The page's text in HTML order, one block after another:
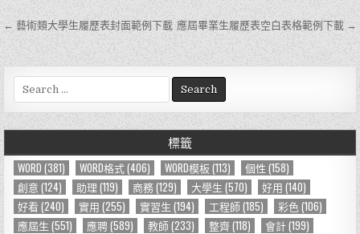
文
章
導
覽
← 藝術類大學生履歷表封面範例下載 應屆畢業生履歷表空白表格範例下載 →
e
a
r
h
f
o
r
標籤
WORD (381) WORD格式(406) WORD模板(113) 個性 (158)
創意 (124) 助理 (119) 商務(129) 大學生 (570) 好用 (140)
好看 (240) 實用 (255) 實習生 (194) 工程師(185) 彩色 (106)
應屆生 (551) 應聘(589) 教師(233) 整齊(118) 會計(199)